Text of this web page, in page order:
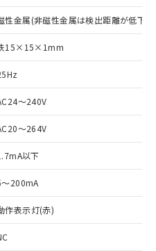
性金属(非磁性金属は検出距離が低下
15×15×1mm
～240V
～264V
以下
200mA
作表示灯(赤)